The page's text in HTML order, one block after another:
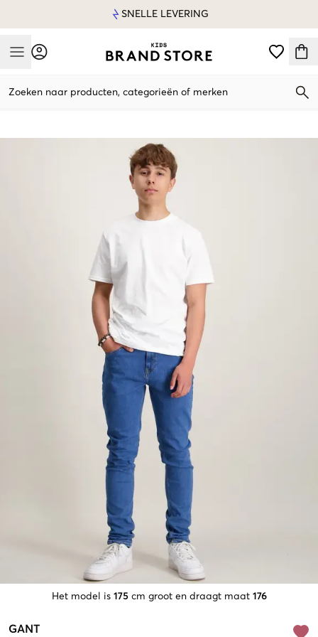
SNELLE LEVERING
Mobile Menu
Zoeken naar producten, categorieën of merken
Het model is 175 cm groot en draagt maat 176
GANT